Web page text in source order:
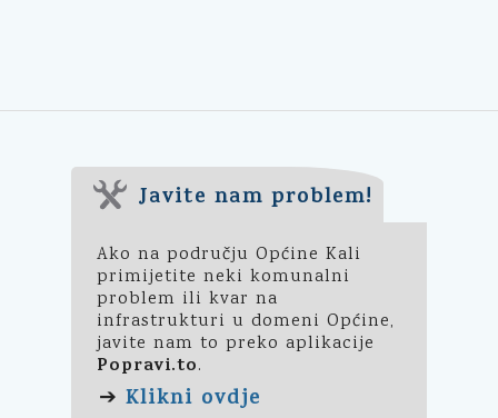
Javite nam problem!
Ako na području Općine Kali
primijetite neki komunalni
problem ili kvar na
infrastrukturi u domeni Općine,
javite nam to preko aplikacije
Popravi.to.
➔ Klikni ovdje